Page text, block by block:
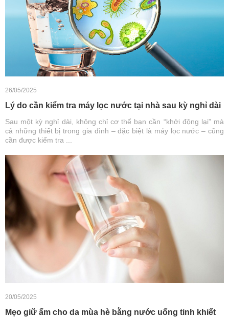
26/05/2025
Lý do cần kiểm tra máy lọc nước tại nhà sau kỳ nghỉ dài
Sau một kỳ nghỉ dài, không chỉ cơ thể bạn cần “khởi động lại” mà
cả những thiết bị trong gia đình – đặc biệt là máy lọc nước – cũng
cần được kiểm tra ...
20/05/2025
Mẹo giữ ẩm cho da mùa hè bằng nước uống tinh khiết